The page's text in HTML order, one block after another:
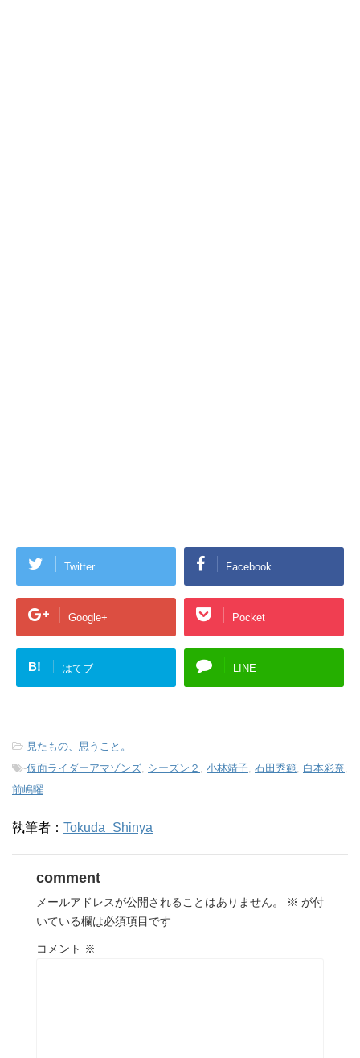
Twitter Facebook
Google+ Pocket
B! はてブ LINE
-見たもの、思うこと。
-仮面ライダーアマゾンズ, シーズン２ , 小林靖子, 石田秀範, 白本彩奈,
前嶋曜
執筆者： Tokuda_Shinya
comment
メールアドレスが公開されることはありません。 ※ が付
いている欄は必須項目です
コメント ※